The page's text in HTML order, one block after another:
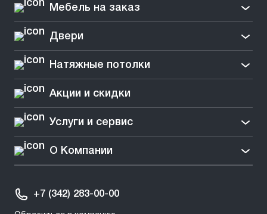
Мебель на заказ
Двери
Натяжные потолки
Акции и скидки
Услуги и сервис
О Компании
+7 (342) 283-00-00